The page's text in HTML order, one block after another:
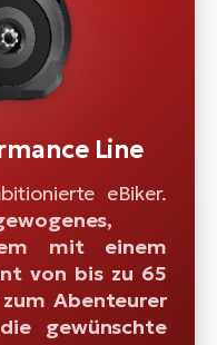
Line
eBiker.
mit einem
von bis zu 65
Abenteurer
gewünschte